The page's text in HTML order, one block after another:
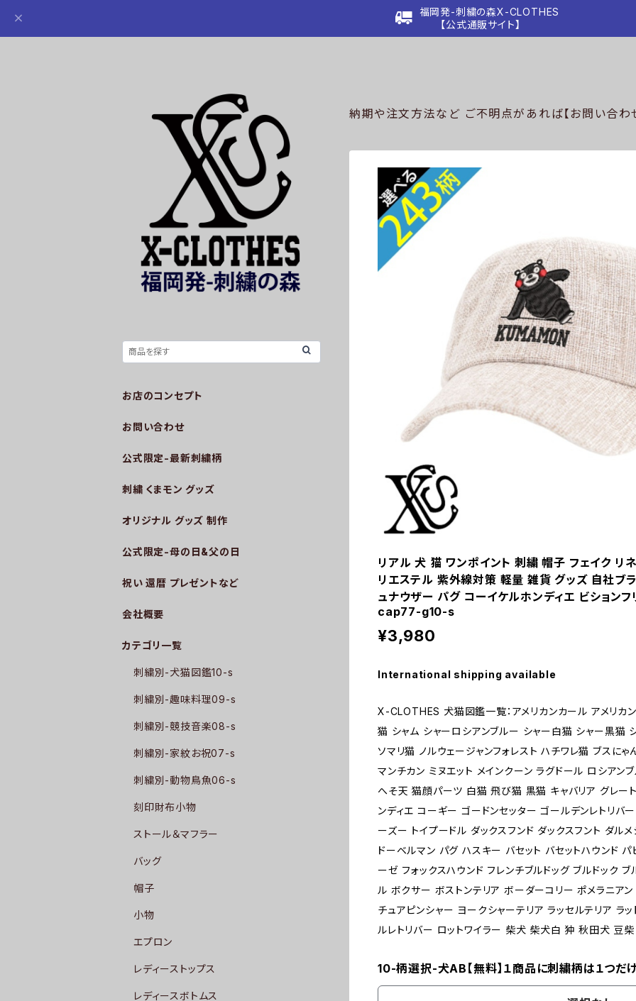
福岡発-刺繍の森X-CLOTHES
【公式通販サイト】
納期や注文方法など ご不明点があれば【お問い合わ
リアル 犬 猫 ワンポイント 刺繍 帽子 フェイク リ
リエステル 紫外線対策 軽量 雑貨 グッズ 自社ブ
ュナウザー パグ コーイケルホンディエ ビション
cap77-g10-s
¥3,980
International shipping available
X-CLOTHES 犬猫図鑑一覧：アメリカンカール アメリカ
猫 シャム シャーロシアンブルー シャー白猫 シャー黒猫
ソマリ猫 ノルウェージャンフォレスト ハチワレ猫 ブスに
マンチカン ミヌエット メインクーン ラグドール ロシア
へそ天 猫顔パーツ 白猫 飛び猫 黒猫 キャバリア グレー
ンディエ コーギー ゴードンセッター ゴールデンレトリバ
ーズー トイプードル ダックスフンド ダックスフント ダル
ドーベルマン パグ ハスキー バセット バセットハウンド
ーゼ フォックスハウンド フレンチブルドッグ ブルドック
ル ボクサー ボストンテリア ボーダーコリー ポメラニア
チュアピンシャー ヨークシャーテリア ラッセルテリア ラ
ルレトリバー ロットワイラー 柴犬 柴犬白 狆 秋田犬
10-柄選択-犬AB【無料】１商品に刺繍柄は１つだ
お店のコンセプト
お問い合わせ
公式限定-最新刺繍柄
刺繍 くまモン グッズ
オリジナル グッズ 制作
公式限定-母の日&父の日
祝い 還暦 プレゼントなど
会社概要
カテゴリ一覧
刺繍別-犬猫図鑑10-s
刺繍別-趣味料理09-s
刺繍別-競技音楽08-s
刺繍別-家紋お祝07-s
刺繍別-動物鳥魚06-s
刻印財布小物
ストール＆マフラー
バッグ
帽子
小物
エプロン
レディーストップス
レディースボトムス